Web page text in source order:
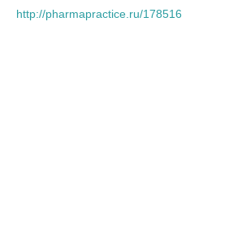
http://pharmapractice.ru/178516